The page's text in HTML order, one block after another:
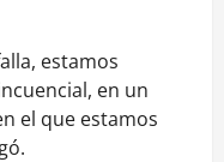
estamos
en un
el que estamos